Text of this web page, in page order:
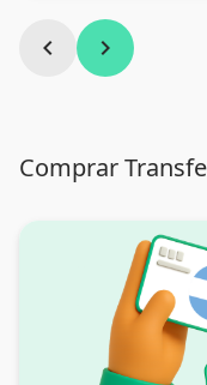
chevron_left chevron_right
Comprar